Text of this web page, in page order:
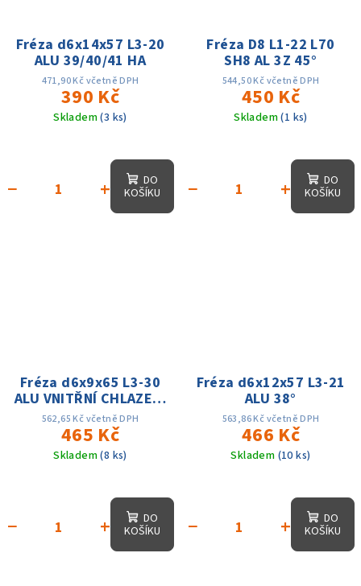
Fréza d6x14x57 L3-20
ALU 39/40/41 HA
471,90 Kč včetně DPH
390 Kč
Skladem(3 ks)
+
−
DO
KOŠÍKU
Fréza D8 L1-22 L70
SH8 AL 3Z 45°
544,50 Kč včetně DPH
450 Kč
Skladem(1 ks)
+
−
DO
KOŠÍKU
Fréza d6x9x65 L3-30
ALU VNITŘNÍ CHLAZENÍ
39/40/41 HA
562,65 Kč včetně DPH
465 Kč
Skladem(8 ks)
+
−
DO
KOŠÍKU
Fréza d6x12x57 L3-21
ALU 38°
563,86 Kč včetně DPH
466 Kč
Skladem (10 ks)
+
−
DO
KOŠÍKU